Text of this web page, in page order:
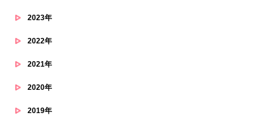
2023年
2022年
2021年
2020年
2019年